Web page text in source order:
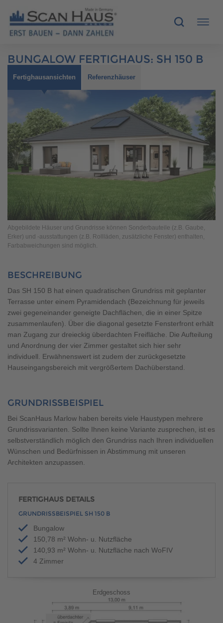
HÄUSER
MUSTERHÄUSER
SCANHAUS-VORTEILE
RUND UMS BAUEN
ÜBER UNS
Brauchen Sie Hilfe?
038221 4000
BUNGALOW FERTIGHAUS: SH 150 B
Fertighausansichten Referenzhäuser
Abgebildete Häuser und Grundrisse können Sonderbauteile (z.B. Gaube,
Erker) und -ausstattungen (z.B. Rollläden, zusätzliche Fenster) enthalten,
Farbabweichungen sind möglich.
BESCHREIBUNG
Das SH 150 B hat einen quadratischen Grundriss mit geplanter
Terrasse unter einem Pyramidendach (Bezeichnung für jeweils
zwei gegeneinander geneigte Dachflächen, die in einer Spitze
zusammenlaufen). Über die diagonal gesetzte Fensterfront erhält
man Zugang zur dreieckig überdachten Freifläche. Die Aufteilung
und Anordnung der vier Zimmer gestaltet sich hier sehr
individuell. Erwähnenswert ist zudem der zurückgesetzte
Hauseingangsbereich mit vergrößertem Dachüberstand.
GRUNDRISSBEISPIEL
Bei ScanHaus Marlow haben bereits viele Haustypen mehrere
Grundrissvarianten. Sollte Ihnen keine Variante zusprechen, ist es
selbstverständlich möglich den Grundriss nach Ihren individuellen
Wünschen und Bedürfnissen in Abstimmung mit unseren
Architekten anzupassen.
FERTIGHAUS DETAILS
GRUNDRISSBEISPIEL SH 150 B
Bungalow
150,78 m² Wohn- u. Nutzfläche
140,93 m² Wohn- u. Nutzfläche nach WoFIV
4 Zimmer
Erdgeschoss